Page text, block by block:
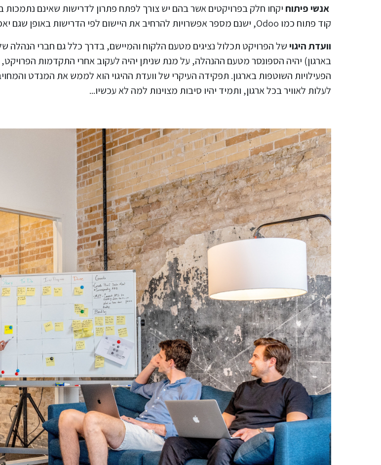
אנשי פיתוח יקחו חלק בפרויקטים אשר בהם יש צורך לפתח פתרון לדרישות שאינם
קוד פתוח כמו Odoo, ישנם מספר אפשרויות להרחיב את היישום לפי הדרישות באופן שגם יאפשר שדרוג לגירסאות עתידיות, על כך נרחיב בפוסט מיוחד.
וועדת היגוישל הפרויקט תכלול נציגים מטעם הלקוח והמיישם, בדרך כלל גם חברי
בארגון) יהיה הספונסר מטעם ההנהלה, על מנת שניתן יהיה לעקוב אחרי התקדמות
הפעילויות השוטפות בארגון. תפקידה העיקרי של וועדת ההיגוי הוא לממש את המנדט
לעלות לאוויר בכל ארגון, ותמיד יהיו סיבות מצוינות למה לא עכשיו...